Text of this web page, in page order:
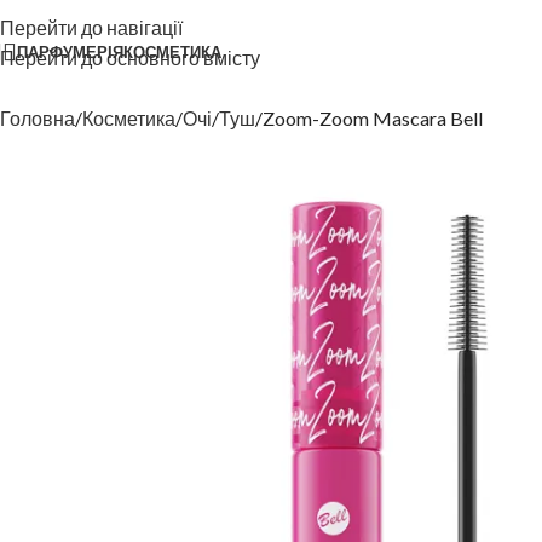
Перейти до навігації
Перейти до основного вмісту
ПАРФУМЕРІЯКОСМЕТИКА
Головна Косметика Очі Туш Zoom-Zoom Mascara Bell